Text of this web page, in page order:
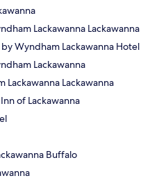
Lackawanna Lackawanna
Wyndham Lackawanna Hotel
Lackawanna
Lackawanna Lackawanna
of Lackawanna
Buffalo